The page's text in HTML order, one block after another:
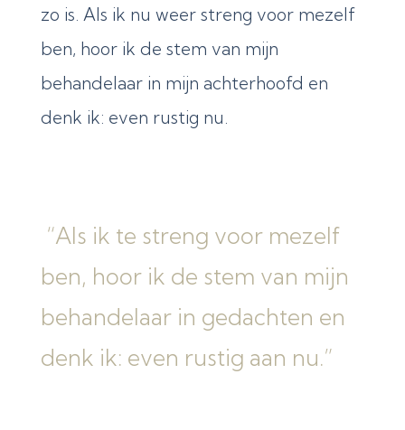
zo is. Als ik nu weer streng voor mezelf
ben, hoor ik de stem van mijn
behandelaar in mijn achterhoofd en
denk ik: even rustig nu.
“Als ik te streng voor mezelf
ben, hoor ik de stem van mijn
behandelaar in gedachten en
denk ik: even rustig aan nu.”